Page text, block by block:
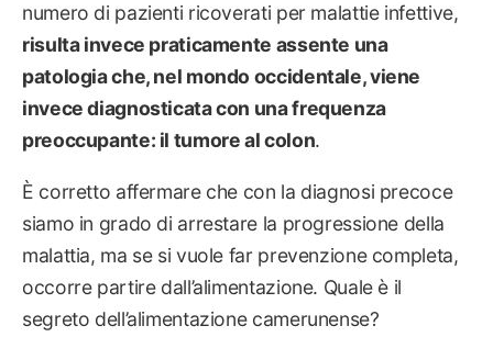
numero di pazienti ricoverati per malattie infettive,
risulta invece praticamente assente una
patologia che, nel mondo occidentale, viene
invece diagnosticata con una frequenza
preoccupante: il tumore al colon.
È corretto affermare che con la diagnosi precoce
siamo in grado di arrestare la progressione della
malattia, ma se si vuole far prevenzione completa,
occorre partire dall’alimentazione. Quale è il
segreto dell’alimentazione camerunense?